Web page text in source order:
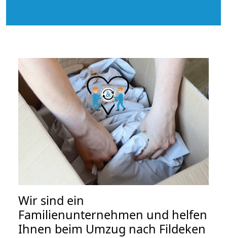
Wir sind ein
Familienunternehmen und helfen
Ihnen beim Umzug nach Fildeken